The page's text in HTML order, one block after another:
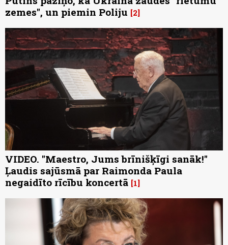
zemes", un piemin Poliju 2
VIDEO. "Maestro, Jums brīnišķīgi sanāk!"
Ļaudis sajūsmā par Raimonda Paula
negaidīto rīcību koncertā 1